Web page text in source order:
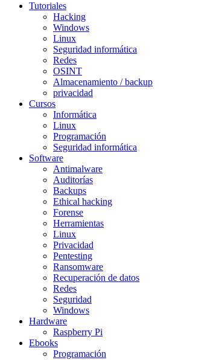
Tutoriales
Hacking
Windows
Linux
Seguridad informática
Redes
OSINT
Almacenamiento / backup
privacidad
Cursos
Informática
Linux
Programación
Seguridad informática
Software
Antimalware
Auditorías
Backups
Ethical hacking
Forense
Herramientas
Linux
Privacidad
Pentesting
Ransomware
Recuperación de datos
Redes
Seguridad
Windows
Hardware
Raspberry Pi
Ebooks
Programación